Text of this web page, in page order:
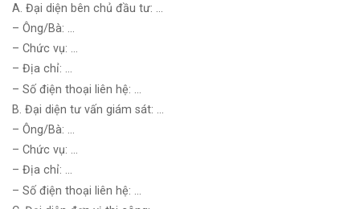
A. Đại diện bên chủ đầu tư: …
– Ông/Bà: …
– Chức vụ: …
– Địa chỉ: …
– Số điện thoại liên hệ: …
B. Đại diện tư vấn giám sát: …
– Ông/Bà: …
– Chức vụ: …
– Địa chỉ: …
– Số điện thoại liên hệ: …